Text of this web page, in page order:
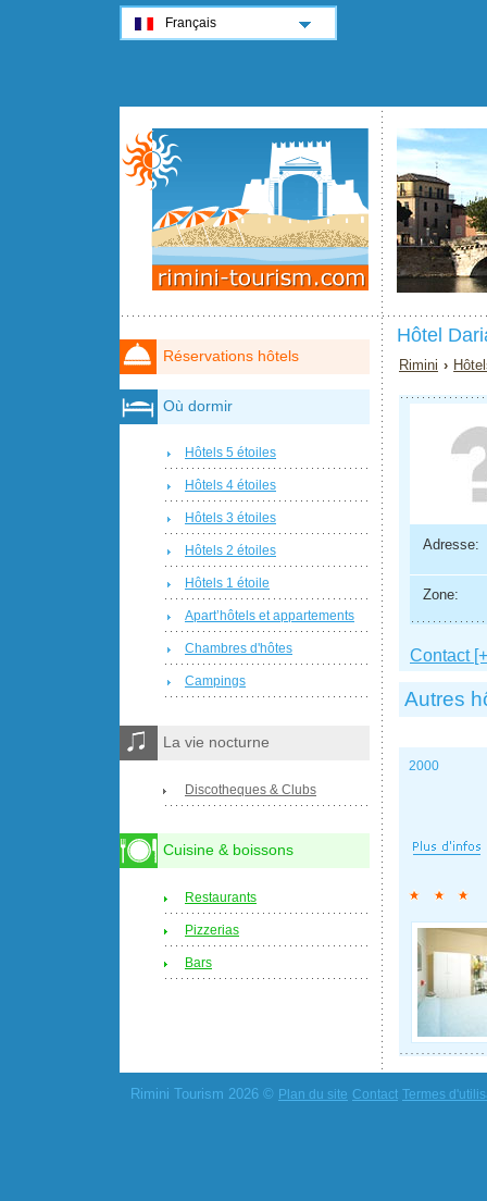
Hôtel
Rimini ›
Adresse:
Zone:
Contact
Autres
2000
Réservations hôtels
Où dormir
Hôtels 5 étoiles
Hôtels 4 étoiles
Hôtels 3 étoiles
Hôtels 2 étoiles
Hôtels 1 étoile
Apart’hôtels et appartements
Chambres d'hôtes
Campings
La vie nocturne
Discotheques & Clubs
Cuisine & boissons
Restaurants
Pizzerias
Bars
Rimini Tourism 2026 © Plan du site Contact Termes
Français